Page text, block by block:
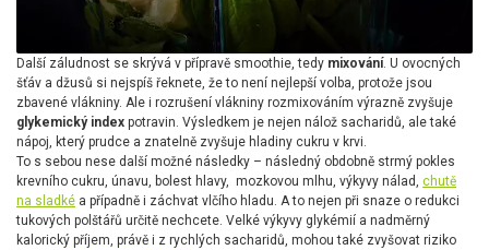
Další záludnost se skrývá v přípravě smoothie, tedy mixování. U ovocných
šťáv a džusů si nejspíš řeknete, že to není nejlepší volba, protože jsou
zbavené vlákniny. Ale i rozrušení vlákniny rozmixováním výrazně zvyšuje
glykemický index potravin. Výsledkem je nejen nálož sacharidů, ale také
nápoj, který prudce a znatelně zvyšuje hladiny cukru v krvi.
To s sebou nese další možné následky – následný obdobně strmý pokles
krevního cukru, únavu, bolest hlavy, mozkovou mlhu, výkyvy nálad, chutě
na sladké a případně i záchvat vlčího hladu. A to nejen při snaze o redukci
tukových polštářů určitě nechcete. Velké výkyvy glykémií a nadměrný
kalorický příjem, právě i z rychlých sacharidů, mohou také zvyšovat riziko